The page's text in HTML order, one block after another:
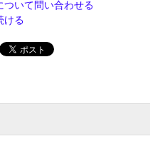
ついて問い合わせる
ける